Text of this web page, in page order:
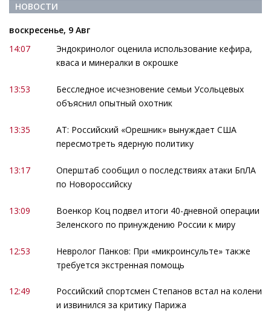
НОВОСТИ
воскресенье, 9 Авг
14:07
Эндокринолог оценила использование кефира,
кваса и минералки в окрошке
13:53
Бесследное исчезновение семьи Усольцевых
объяснил опытный охотник
13:35
АТ: Российский «Орешник» вынуждает США
пересмотреть ядерную политику
13:17
Оперштаб сообщил о последствиях атаки БпЛА
по Новороссийску
13:09
Военкор Коц подвел итоги 40-дневной операции
Зеленского по принуждению России к миру
12:53
Невролог Панков: При «микроинсульте» также
требуется экстренная помощь
12:49
Российский спортсмен Степанов встал на колени
и извинился за критику Парижа